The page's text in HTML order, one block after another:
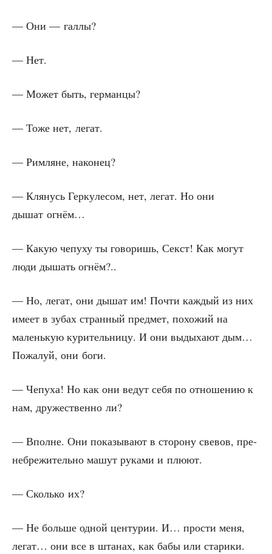
— Они — галлы?
— Нет.
— Может быть, германцы?
— Тоже нет, легат.
— Рим­ляне, наконец?
— Кля­нусь Гер­ку­ле­сом, нет, легат. Но они
дышат огнём…
— Какую чепу­ху ты гово­ришь, Секст! Как могут
люди дышать огнём?..
— Но, легат, они дышат им! Почти каж­дый из них
име­ет в зубах стран­ный пред­мет, похо­жий на
малень­кую кури­тель­ни­цу. И они выды­ха­ют дым…
Пожа­луй, они боги.
— Чепу­ха! Но как они ведут себя по отно­ше­нию к
нам, дру­же­ствен­но ли?
— Вполне. Они пока­зы­ва­ют в сто­ро­ну све­вов, пре­
не­бре­жи­тель­но машут рука­ми и плюют.
— Сколь­ко их?
— Не боль­ше одной цен­ту­рии. И… про­сти меня,
легат… они все в шта­нах, как бабы или старики.